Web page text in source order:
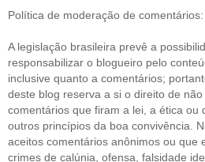
Política de moderação de comentários:
A legislação brasileira prevê a
responsabilizar o blogueiro pelo
inclusive quanto a comentários;
deste blog reserva a si o direito de
comentários que firam a lei, a ética ou
outros princípios da boa convivência.
aceitos comentários anônimos ou que
crimes de calúnia, ofensa, falsidade